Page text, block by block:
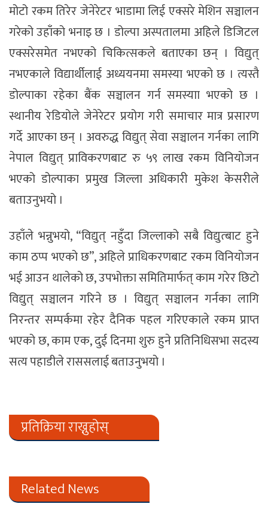
मोटो रकम तिरेर जेनेरेटर भाडामा लिई एक्सरे मेशिन सञ्चालन
गरेको उहाँको भनाइ छ । डोल्पा अस्पतालमा अहिले डिजिटल
एक्सरेसमेत नभएको चिकित्सकले बताएका छन् । विद्युत्
नभएकाले विद्यार्थीलाई अध्ययनमा समस्या भएको छ । त्यस्तै
डोल्पाका रहेका बैंक सञ्चालन गर्न समस्याा भएको छ ।
स्थानीय रेडियोले जेनेरेटर प्रयोग गरी समाचार मात्र प्रसारण
गर्दे आएका छन् । अवरुद्ध विद्युत् सेवा सञ्चालन गर्नका लागि
नेपाल विद्युत् प्राविकरणबाट रु ५९ लाख रकम विनियोजन
भएको डोल्पाका प्रमुख जिल्ला अधिकारी मुकेश केसरीले
बताउनुभयो ।
उहाँले भन्नुभयो, “विद्युत् नहुँदा जिल्लाको सबै विद्युत्बाट हुने
काम ठप्प भएको छ”, अहिले प्राधिकरणबाट रकम विनियोजन
भई आउन थालेको छ, उपभोक्ता समितिमार्फत् काम गरेर छिटो
विद्युत् सञ्चालन गरिने छ । विद्युत् सञ्चालन गर्नका लागि
निरन्तर सम्पर्कमा रहेर दैनिक पहल गरिएकाले रकम प्राप्त
भएको छ, काम एक, दुई दिनमा शुरु हुने प्रतिनिधिसभा सदस्य
सत्य पहाडीले राससलाई बताउनुभयो ।
प्रतिक्रिया राख्नुहोस्
Related News